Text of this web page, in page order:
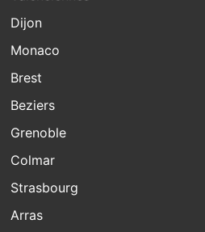
Dijon
Monaco
Brest
Beziers
Grenoble
Colmar
Strasbourg
Arras